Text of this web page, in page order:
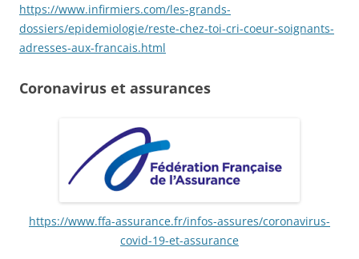
https://www.infirmiers.com/les-grands-
dossiers/epidemiologie/reste-chez-toi-cri-coeur-soignants-
adresses-aux-francais.html
Coronavirus et assurances
https://www.ffa-assurance.fr/infos-assures/coronavirus-
covid-19-et-assurance